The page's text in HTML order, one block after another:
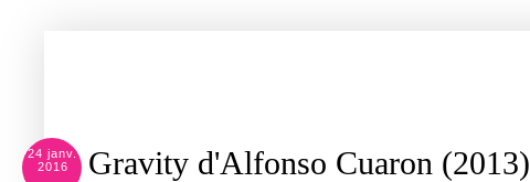
24 janv.
2016
Gravity d'Alfonso Cuaron (2013)